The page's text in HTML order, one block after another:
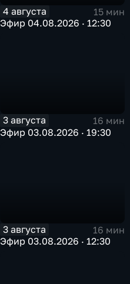
4 августа
15 мин
Эфир 04.08.2026 · 12:30
3 августа
16 мин
Эфир 03.08.2026 · 19:30
3 августа
16 мин
Эфир 03.08.2026 · 12:30